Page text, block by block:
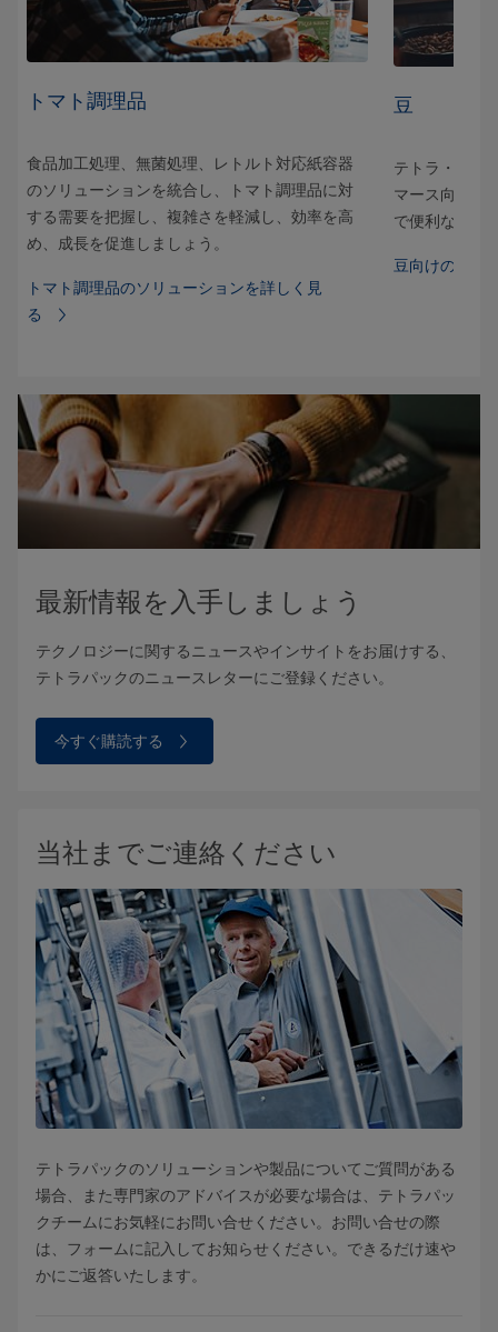
トマト調理品
食品加工処理、無菌処理、レトルト対応紙容器
のソリューションを統合し、トマト調理品に対
する需要を把握し、複雑さを軽減し、効率を高
め、成長を促進しましょう。
トマト調理品のソリューションを詳しく見
る
豆
テトラ・リカ
マース向けに
で便利な食品
豆向けのソリ
最新情報を入手しましょう
テクノロジーに関するニュースやインサイトをお届けする、
テトラパックのニュースレターにご登録ください。
今すぐ購読する
当社までご連絡ください
テトラパックのソリューションや製品についてご質問がある
場合、また専門家のアドバイスが必要な場合は、テトラパッ
クチームにお気軽にお問い合せください。お問い合せの際
は、フォームに記入してお知らせください。できるだけ速や
かにご返答いたします。